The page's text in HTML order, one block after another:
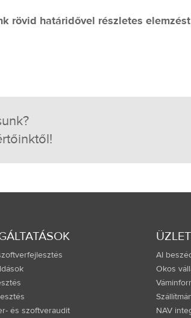
rövid határidővel részletes
és szoftveraudit
AI
Okos
NAV